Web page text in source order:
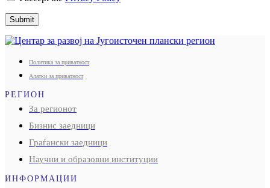
Submit
Политика за приватност
Алатки за приватност
РЕГИОН
За регионот
Бизнис заедници
Граѓански заедници
Научни и образовни институции
ИНФОРМАЦИИ